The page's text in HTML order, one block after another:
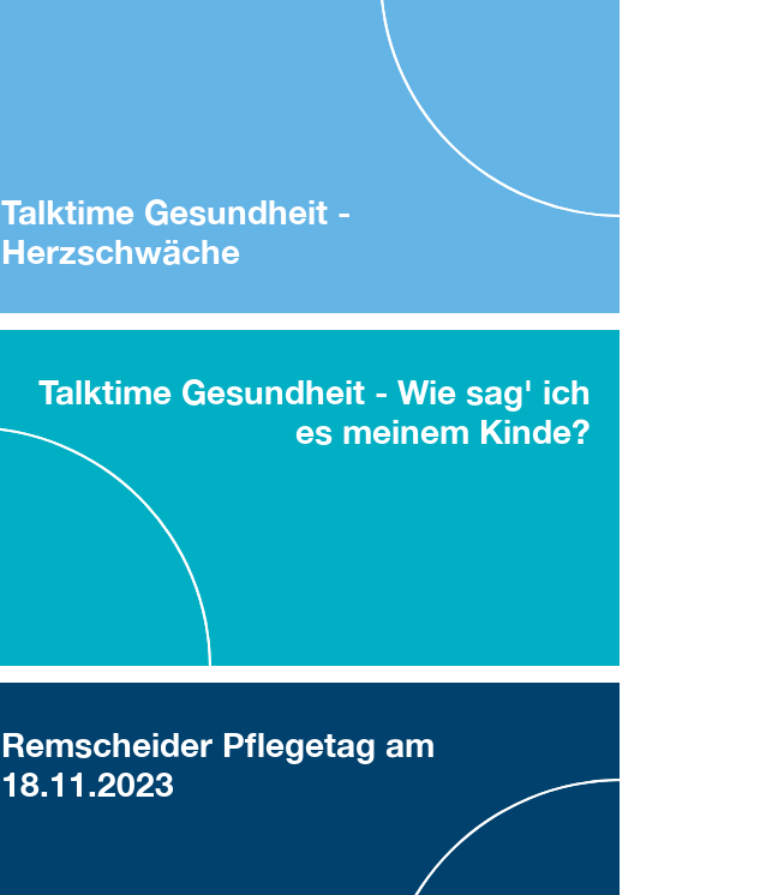
Talktime Gesundheit -
Herzschwäche
Talktime Gesundheit - Wie sag' ich
es meinem Kinde?
Remscheider Pflegetag am
18.11.2023